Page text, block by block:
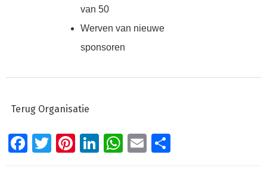
van 50
Werven van nieuwe
sponsoren
Terug Organisatie
Facebook
Twitter
Pinterest
LinkedIn
WhatsApp
Email